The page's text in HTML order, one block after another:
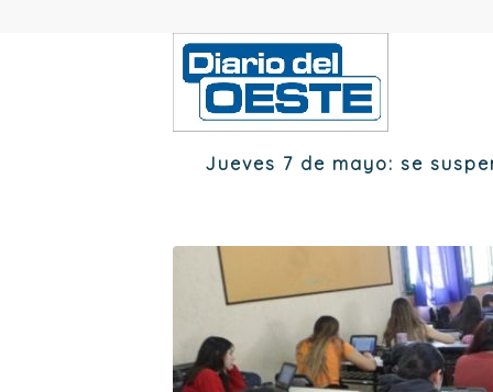
Jueves 7 de mayo: se